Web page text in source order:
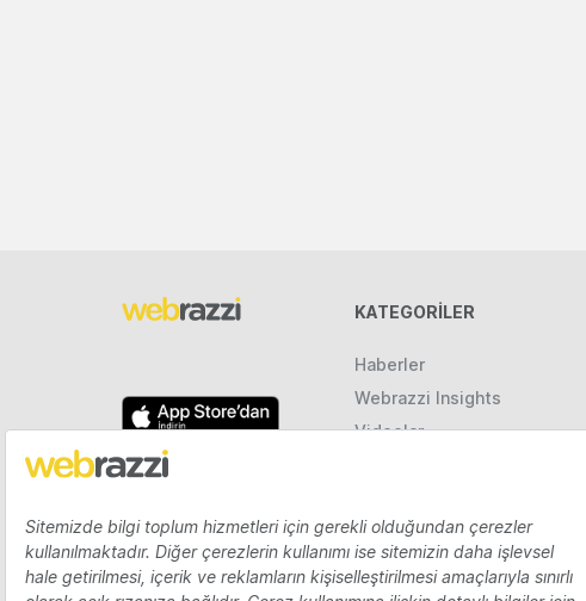
KATEGORILER
Haberler
Webrazzi Insights
Videolar